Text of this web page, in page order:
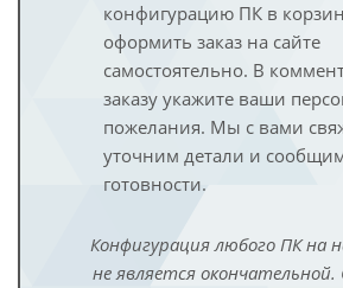
конфигурацию ПК в
оформить заказ на сайте
самостоятельно. В
заказу укажите ваши
пожелания. Мы с вами
уточним детали и
готовности.
Конфигурация любого ПК на
не является